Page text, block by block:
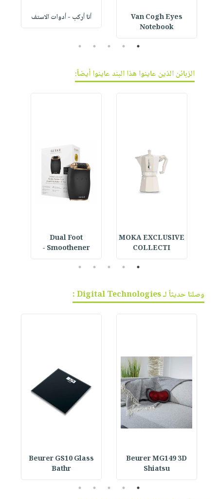
Van Cogh Eyes
Notebook
أنا أركب - أدوات الاستف
1
2
3
4
5
الزبائن الذين عاينوا هذا البند عاينوا أيضاً:
MOKA EXCLUSIVE
COLLECTI
Dual Foot
Smoothener -
1
2
3
4
5
وصلنا حديثاً لـ Digital Technologies :
Beurer MG149 3D
Shiatsu
Beurer GS10 Glass
Bathr
1
2
3
4
5